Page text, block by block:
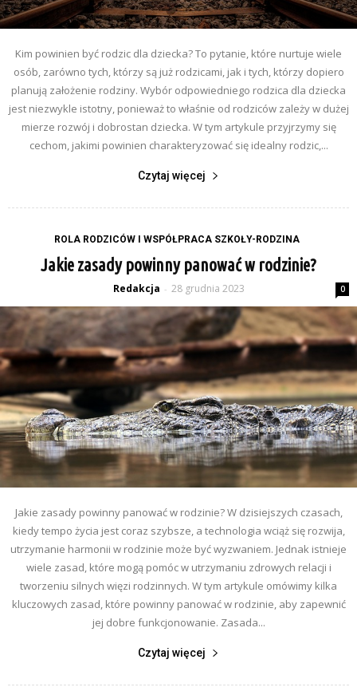
Kim powinien być rodzic dla dziecka? To pytanie, które nurtuje wiele
osób, zarówno tych, którzy są już rodzicami, jak i tych, którzy dopiero
planują założenie rodziny. Wybór odpowiedniego rodzica dla dziecka
jest niezwykle istotny, ponieważ to właśnie od rodziców zależy w dużej
mierze rozwój i dobrostan dziecka. W tym artykule przyjrzymy się
cechom, jakimi powinien charakteryzować się idealny rodzic,...
Czytaj więcej
ROLA RODZICÓW I WSPÓŁPRACA SZKOŁY-RODZINA
Jakie zasady powinny panować w rodzinie?
Redakcja - 28 grudnia 2023 0
Jakie zasady powinny panować w rodzinie? W dzisiejszych czasach,
kiedy tempo życia jest coraz szybsze, a technologia wciąż się rozwija,
utrzymanie harmonii w rodzinie może być wyzwaniem. Jednak istnieje
wiele zasad, które mogą pomóc w utrzymaniu zdrowych relacji i
tworzeniu silnych więzi rodzinnych. W tym artykule omówimy kilka
kluczowych zasad, które powinny panować w rodzinie, aby zapewnić
jej dobre funkcjonowanie. Zasada...
Czytaj więcej